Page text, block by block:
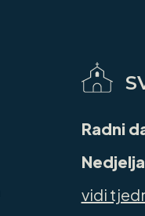
Radni
Nedjelja
vidi